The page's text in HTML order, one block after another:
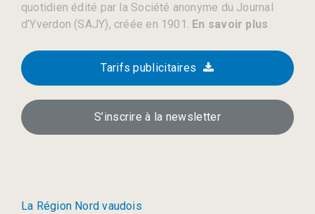
quotidien édité par la Société anonyme du Journal
d’Yverdon (SAJY), créée en 1901. En savoir plus
Tarifs publicitaires
S’inscrire à la newsletter
La Région Nord vaudois